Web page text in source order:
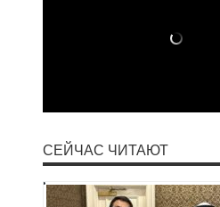
СЕЙЧАС ЧИТАЮТ